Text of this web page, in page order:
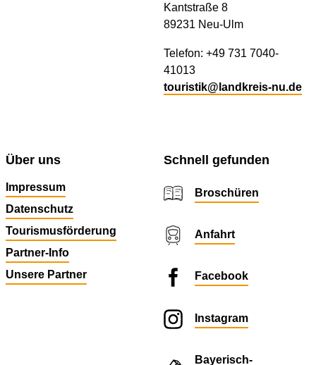
Kantstraße 8
89231 Neu-Ulm
Telefon: +49 731 7040-
41013
touristik@landkreis-nu.de
Über uns
Impressum
Datenschutz
Tourismusförderung
Partner-Info
Unsere Partner
Schnell gefunden
Broschüren
Anfahrt
Facebook
Instagram
Bayerisch-